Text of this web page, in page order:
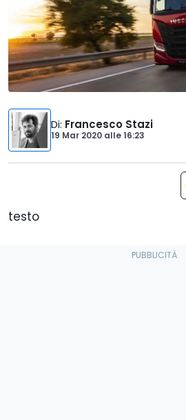
Di: Francesco Stazi
19 Mar 2020 alle16:23
testo